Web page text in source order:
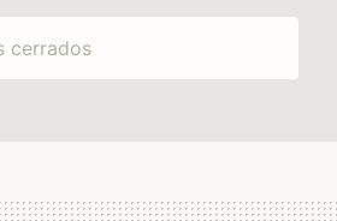
cerrados